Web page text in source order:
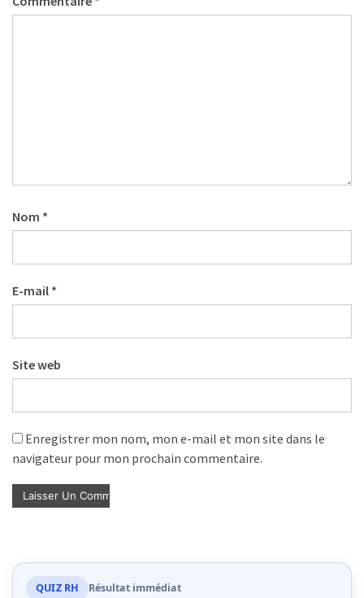
Nom *
E-mail *
Site web
Enregistrer mon nom, mon e-mail et mon site dans le
navigateur pour mon prochain commentaire.
QUIZ RH Résultat immédiat